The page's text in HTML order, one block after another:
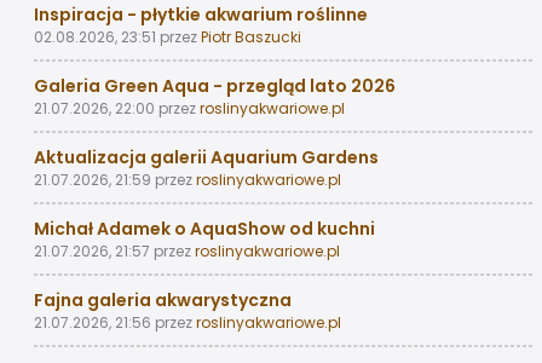
Inspiracja - płytkie akwarium roślinne
02.08.2026, 23:51 przezPiotr Baszucki
Galeria Green Aqua - przegląd lato 2026
21.07.2026, 22:00 przezroslinyakwariowe.pl
Aktualizacja galerii Aquarium Gardens
21.07.2026, 21:59 przezroslinyakwariowe.pl
Michał Adamek o AquaShow od kuchni
21.07.2026, 21:57 przezroslinyakwariowe.pl
Fajna galeria akwarystyczna
21.07.2026, 21:56 przezroslinyakwariowe.pl